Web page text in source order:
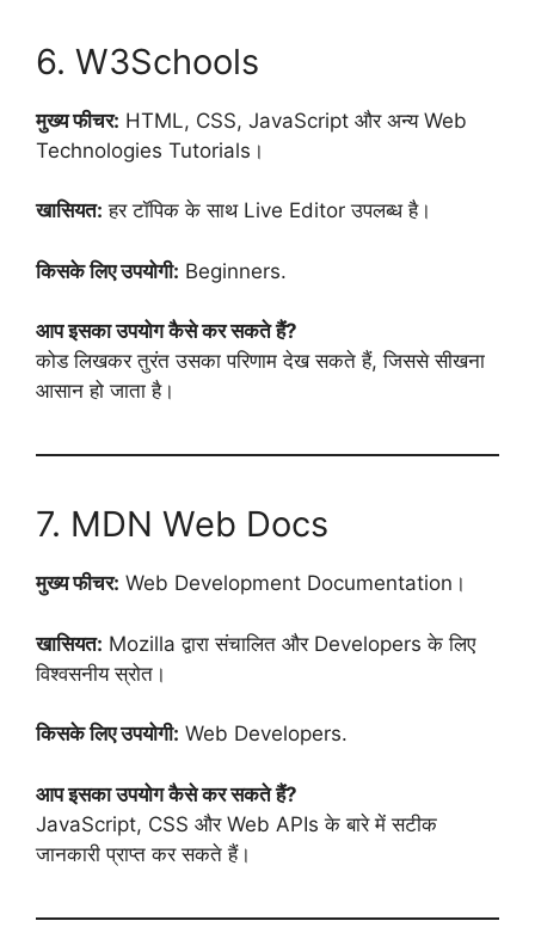
6. W3Schools
मुख्य फीचर: HTML, CSS, JavaScript और अन्य Web
Technologies Tutorials।
खासियत: हर टॉपिक के साथ Live Editor उपलब्ध है।
किसके लिए उपयोगी: Beginners.
आप इसका उपयोग कैसे कर सकते हैं?
कोड लिखकर तुरंत उसका परिणाम देख सकते हैं, जिससे सीखना
आसान हो जाता है।
7. MDN Web Docs
मुख्य फीचर: Web Development Documentation।
खासियत: Mozilla द्वारा संचालित और Developers के लिए
विश्वसनीय स्रोत।
किसके लिए उपयोगी: Web Developers.
आप इसका उपयोग कैसे कर सकते हैं?
JavaScript, CSS और Web APIs के बारे में सटीक
जानकारी प्राप्त कर सकते हैं।